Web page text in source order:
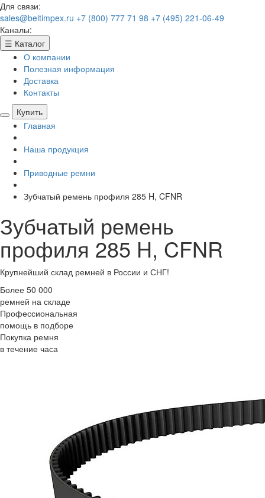
Для связи:
sales@beltimpex.ru +7 (800) 777 71 98 +7 (495) 221-06-49
Каналы:
☰ Каталог
О компании
Полезная информация
Доставка
Контакты
Купить
Главная
Наша продукция
Приводные ремни
Зубчатый ремень профиля 285 H, CFNR
Зубчатый ремень
профиля 285 H, CFNR
Крупнейший склад ремней в России и СНГ!
Более 50 000
ремней на складе
Профессиональная
помощь в подборе
Покупка ремня
в течение часа